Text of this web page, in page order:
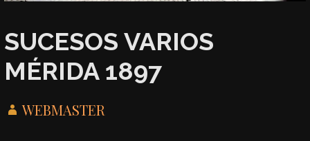
SUCESOS VARIOS
MÉRIDA 1897
WEBMASTER